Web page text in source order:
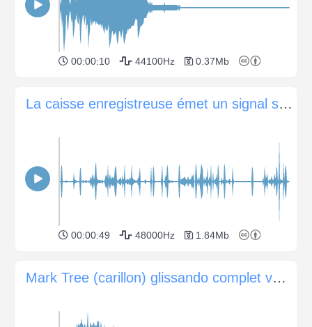
00:00:10 44100Hz 0.37Mb
La caisse enregistreuse émet un signal sonore pendant le service
00:00:49 48000Hz 1.84Mb
Mark Tree (carillon) glissando complet vers le bas